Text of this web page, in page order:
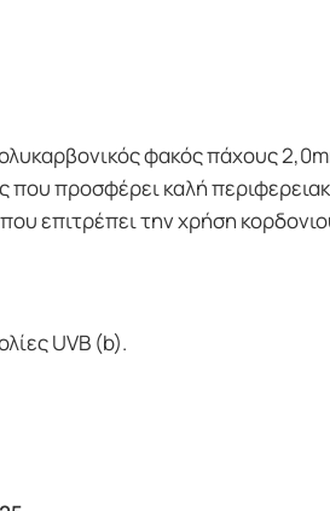
φακός πάχους
που προσφέρει καλή
επιτρέπει την χρήση
UVB (b).